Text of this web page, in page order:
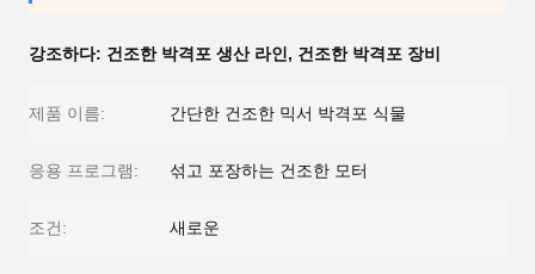
강조하다: 건조한 박격포 생산 라인 , 건조한 박격포 장비
제품 이름: 간단한 건조한 믹서 박격포 식물
응용 프로그램: 섞고 포장하는 건조한 모터
조건: 새로운